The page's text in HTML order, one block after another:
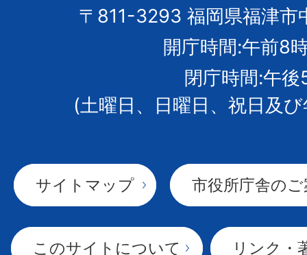
市
章
〒811-3293 福岡県福津市
開庁時間:午前8
閉庁時間:午後
(土曜日、日曜日、祝日及
サイトマップ 市役所庁舎の
このサイトについて リンク・